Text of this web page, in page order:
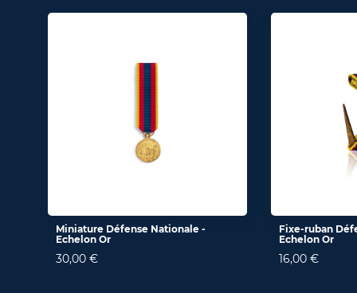
Miniature Défense Nationale -
Echelon Or
30,00 €
Fixe-ruban
Echelon Or
16,00 €